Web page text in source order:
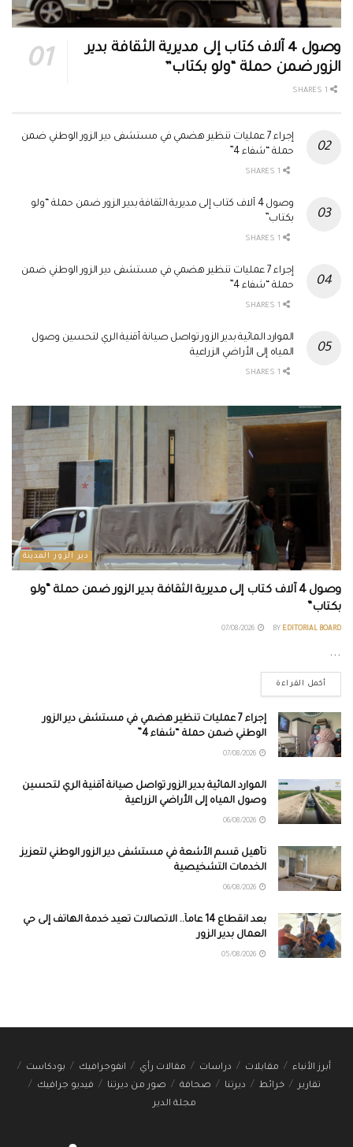
وصول 4 آلاف كتاب إلى مديرية الثقافة بدير
الزور ضمن حملة “ولو بكتاب”
إجراء 7 عمليات تنظير هضمي في مستشفى دير الزور الوطني ضمن
حملة “شفاء 4”
وصول 4 آلاف كتاب إلى مديرية الثقافة بدير الزور ضمن حملة “ولو
بكتاب”
إجراء 7 عمليات تنظير هضمي في مستشفى دير الزور الوطني ضمن
حملة “شفاء 4”
الموارد المائية بدير الزور تواصل صيانة أقنية الري لتحسين وصول
المياه إلى الأراضي الزراعية
دير الزور المدينة
وصول 4 آلاف كتاب إلى مديرية الثقافة بدير الزور ضمن حملة “ولو
بكتاب”
BY EDITORIAL BOARD
...
أكمل القراءة
إجراء 7 عمليات تنظير هضمي في مستشفى دير الزور
الوطني ضمن حملة “شفاء 4”
الموارد المائية بدير الزور تواصل صيانة أقنية الري لتحسين
وصول المياه إلى الأراضي الزراعية
تأهيل قسم الأشعة في مستشفى دير الزور الوطني لتعزيز
الخدمات التشخيصية
بعد انقطاع 14 عاماً.. الاتصالات تعيد خدمة الهاتف إلى حي
العمال بدير الزور
أبرز الأنباء مقابلات دراسات مقالات رأي انفوجرافيك
بودكاست
تقارير
خرائط ديرتنا صحافة صور من ديرتنا
فيديو جرافيك
مجلة الدير